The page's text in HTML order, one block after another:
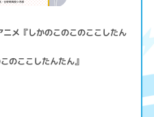
メ『しかのこのこのここしたん
のここしたんたん』